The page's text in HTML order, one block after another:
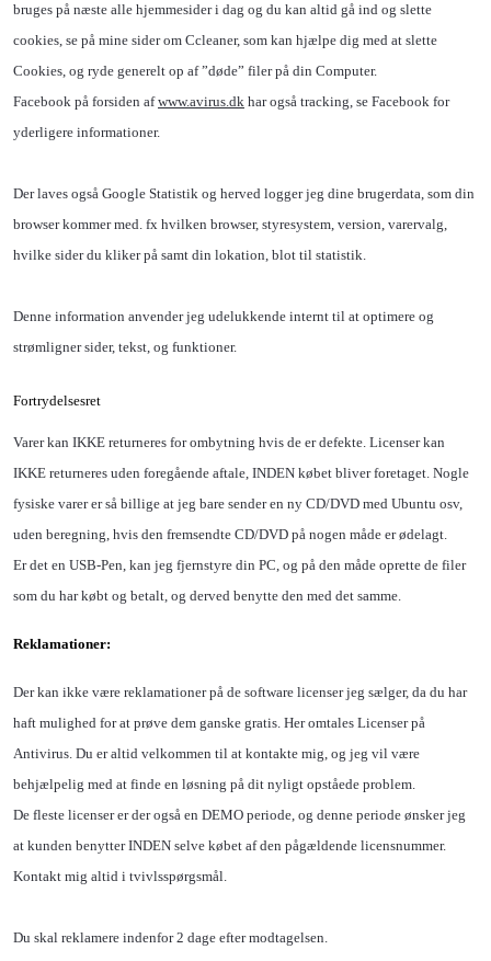
bruges på næste alle hjemmesider i dag og du kan altid gå ind og slette
cookies, se på mine sider om Ccleaner, som kan hjælpe dig med at slette
Cookies, og ryde generelt op af ”døde” filer på din Computer.
Facebook på forsiden afwww.avirus.dk har også tracking, se Facebook for
yderligere informationer.
Der laves også Google Statistik og herved logger jeg dine brugerdata, som din
browser kommer med. fx hvilken browser, styresystem, version, varervalg,
hvilke sider du kliker på samt din lokation, blot til statistik.
Denne information anvender jeg udelukkende internt til at optimere og
strømligner sider, tekst, og funktioner.
Fortrydelsesret
Varer kan IKKE returneres for ombytning hvis de er defekte. Licenser kan
IKKE returneres uden foregående aftale, INDEN købet bliver foretaget. Nogle
fysiske varer er så billige at jeg bare sender en ny CD/DVD med Ubuntu osv,
uden beregning, hvis den fremsendte CD/DVD på nogen måde er ødelagt.
Er det en USB-Pen, kan jeg fjernstyre din PC, og på den måde oprette de filer
som du har købt og betalt, og derved benytte den med det samme.
Reklamationer:
Der kan ikke være reklamationer på de software licenser jeg sælger, da du har
haft mulighed for at prøve dem ganske gratis. Her omtales Licenser på
Antivirus. Du er altid velkommen til at kontakte mig, og jeg vil være
behjælpelig med at finde en løsning på dit nyligt opståede problem.
De fleste licenser er der også en DEMO periode, og denne periode ønsker jeg
at kunden benytter INDEN selve købet af den pågældende licensnummer.
Kontakt mig altid i tvivlsspørgsmål.
Du skal reklamere indenfor 2 dage efter modtagelsen.